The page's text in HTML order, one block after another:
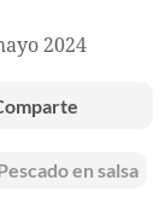
2024
en salsa